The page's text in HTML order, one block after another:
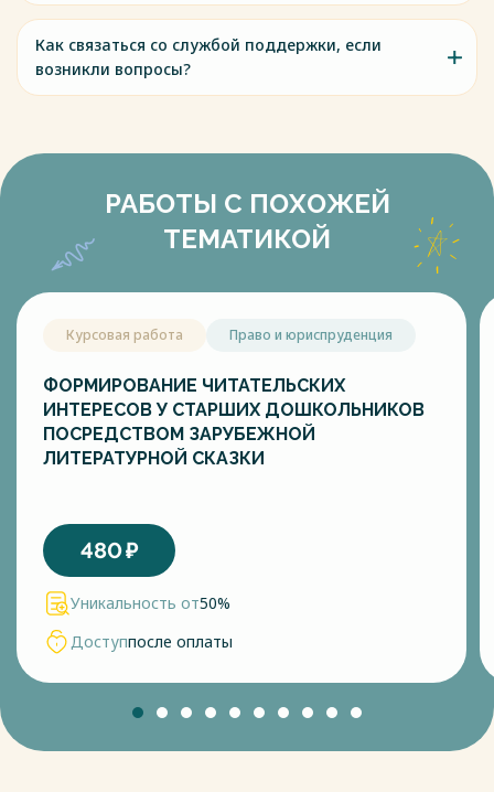
Как связаться со службой поддержки, если
возникли вопросы?
РАБОТЫ С ПОХОЖЕЙ
ТЕМАТИКОЙ
Курсовая работа Право и юриспруденция
ФОРМИРОВАНИЕ ЧИТАТЕЛЬСКИХ
ИНТЕРЕСОВ У СТАРШИХ ДОШКОЛЬНИКОВ
ПОСРЕДСТВОМ ЗАРУБЕЖНОЙ
ЛИТЕРАТУРНОЙ СКАЗКИ
480₽
Уникальность от50%
Доступпосле оплаты